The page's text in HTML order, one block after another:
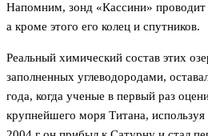
Напомним, зонд «Кассини» проводит
а кроме этого его колец и спутников.
Реальный химический состав этих
заполненных углеводородами,
года, когда ученые в первый раз
крупнейшего моря Титана,